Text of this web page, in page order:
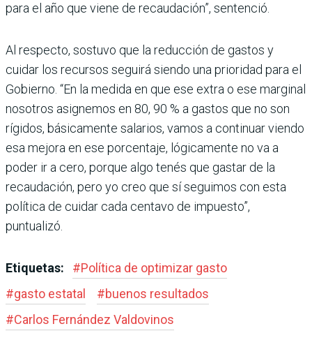
para el año que viene de recaudación”, sentenció.
Al respecto, sostuvo que la reducción de gastos y
cuidar los recursos seguirá siendo una prioridad para el
Gobierno. “En la medida en que ese extra o ese marginal
nosotros asignemos en 80, 90 % a gastos que no son
rígidos, básicamente salarios, vamos a continuar viendo
esa mejora en ese porcentaje, lógicamente no va a
poder ir a cero, porque algo tenés que gastar de la
recaudación, pero yo creo que sí seguimos con esta
política de cuidar cada centavo de impuesto”,
puntualizó.
Etiquetas: #Política de optimizar gasto
#gasto estatal #buenos resultados
#Car­los Fernández Valdo­vinos